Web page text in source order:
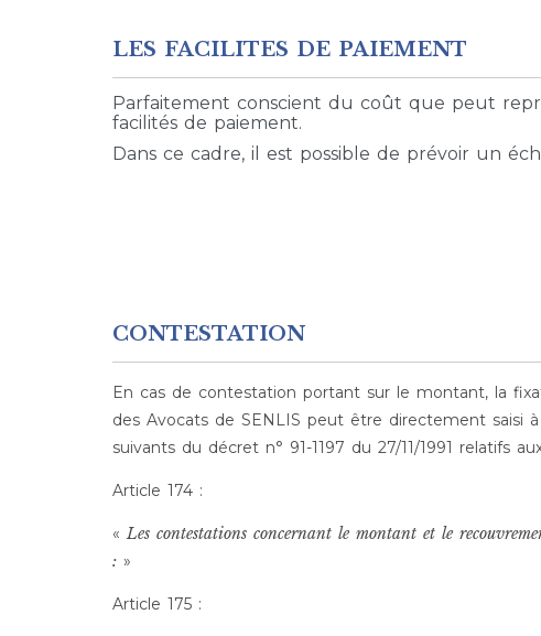
LES FACILITES DE PAIEMENT
Parfaitement conscient du coût que peut
facilités de paiement.
Dans ce cadre, il est possible de prévoir un
CONTESTATION
En cas de contestation portant sur le montant, la
des Avocats de SENLIS peut être directement saisi
suivants du décret n° 91-1197 du 27/11/1991 relatifs
Article 174 :
« Les contestations concernant le montant et le
: »
Article 175 :